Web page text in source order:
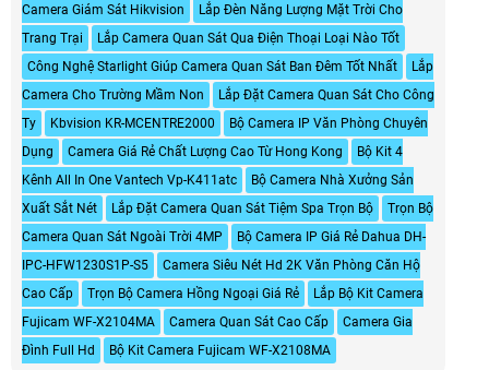
Camera Giám Sát Hikvision
Lắp Đèn Năng Lượng Mặt Trời Cho
Trang Trại
Lắp Camera Quan Sát Qua Điện Thoại Loại Nào Tốt
Công Nghệ Starlight Giúp Camera Quan Sát Ban Đêm Tốt Nhất
Lắp
Camera Cho Trường Mầm Non
Lắp Đặt Camera Quan Sát Cho Công
Ty
Kbvision KR-MCENTRE2000
Bộ Camera IP Văn Phòng Chuyên
Dụng
Camera Giá Rẻ Chất Lượng Cao Từ Hong Kong
Bộ Kit 4
Kênh All In One Vantech Vp-K411atc
Bộ Camera Nhà Xưởng Sản
Xuất Sắt Nét
Lắp Đặt Camera Quan Sát Tiệm Spa Trọn Bộ
Trọn Bộ
Camera Quan Sát Ngoài Trời 4MP
Bộ Camera IP Giá Rẻ Dahua DH-
IPC-HFW1230S1P-S5
Camera Siêu Nét Hd 2K Văn Phòng Căn Hộ
Cao Cấp
Trọn Bộ Camera Hồng Ngoại Giá Rẻ
Lắp Bộ Kit Camera
Fujicam WF-X2104MA
Camera Quan Sát Cao Cấp
Camera Gia
Đình Full Hd
Bộ Kit Camera Fujicam WF-X2108MA